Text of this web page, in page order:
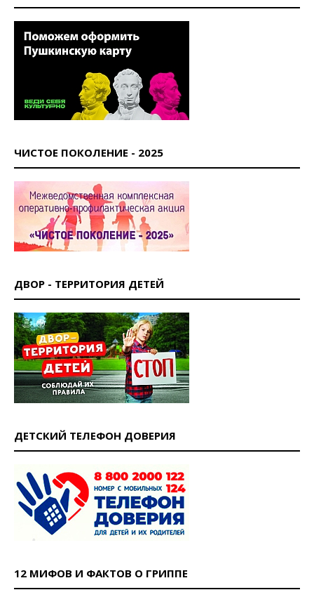
ЧИСТОЕ ПОКОЛЕНИЕ - 2025
ДВОР - ТЕРРИТОРИЯ ДЕТЕЙ
ДЕТСКИЙ ТЕЛЕФОН ДОВЕРИЯ
12 МИФОВ И ФАКТОВ О ГРИППЕ